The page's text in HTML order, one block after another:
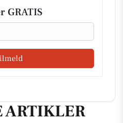
GRATIS
ARTIKLER